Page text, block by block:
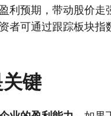
利预期，带动股价走
者可通过跟踪板块指
键